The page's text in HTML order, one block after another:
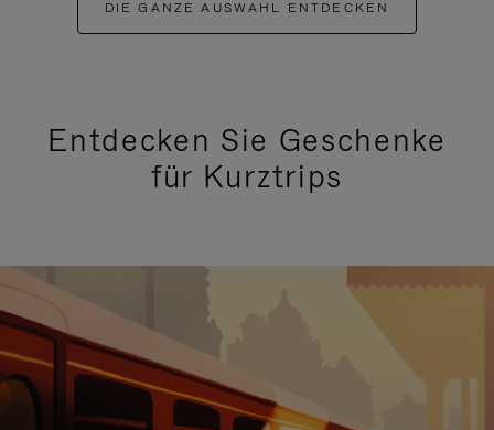
DIE GANZE AUSWAHL ENTDECKEN
Entdecken Sie Geschenke
für Kurztrips